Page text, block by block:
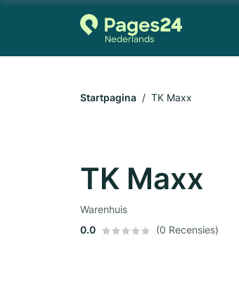
Startpagina TK Maxx
TK Maxx
Warenhuis
0.0
(0 Recensies)